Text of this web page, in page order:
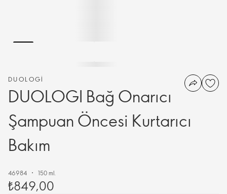
DUOLOGI
DUOLOGI Bağ Onarıcı
Şampuan Öncesi Kurtarıcı
Bakım
46984 150 ml.
₺849,00